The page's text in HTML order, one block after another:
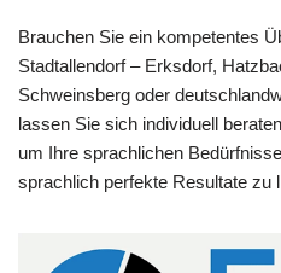
Brauchen Sie ein kompetentes
Stadtallendorf – Erksdorf,
Schweinsberg oder
lassen Sie sich individuell
um Ihre sprachlichen
sprachlich perfekte Resultate zu